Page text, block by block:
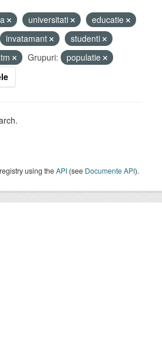
universitati
educatie
invatamant
studenti
Grupuri:
populatie
using theAPI (see Documente API).